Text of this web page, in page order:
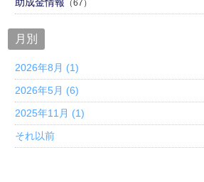
（67）
月別
2026年8月 (1)
2026年5月 (6)
2025年11月 (1)
それ以前